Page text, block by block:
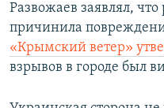
Развожаев заявлял,
причинила
«Крымский ветер»
взрывов в городе был